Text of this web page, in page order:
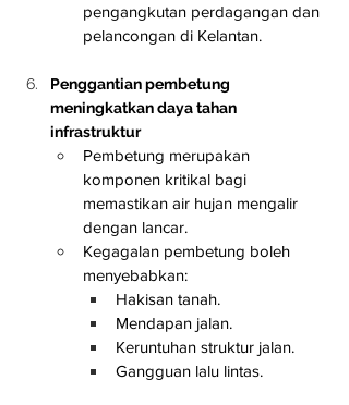
pengangkutan perdagangan dan
pelancongan di Kelantan.
Penggantian pembetung
meningkatkan daya tahan
infrastruktur
Pembetung merupakan
komponen kritikal bagi
memastikan air hujan mengalir
dengan lancar.
Kegagalan pembetung boleh
menyebabkan:
Hakisan tanah.
Mendapan jalan.
Keruntuhan struktur jalan.
Gangguan lalu lintas.